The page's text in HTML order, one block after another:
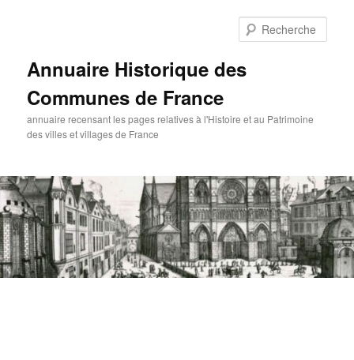
Annuaire Historique des
Communes de France
annuaire recensant les pages relatives à l'Histoire et au Patrimoine
des villes et villages de France